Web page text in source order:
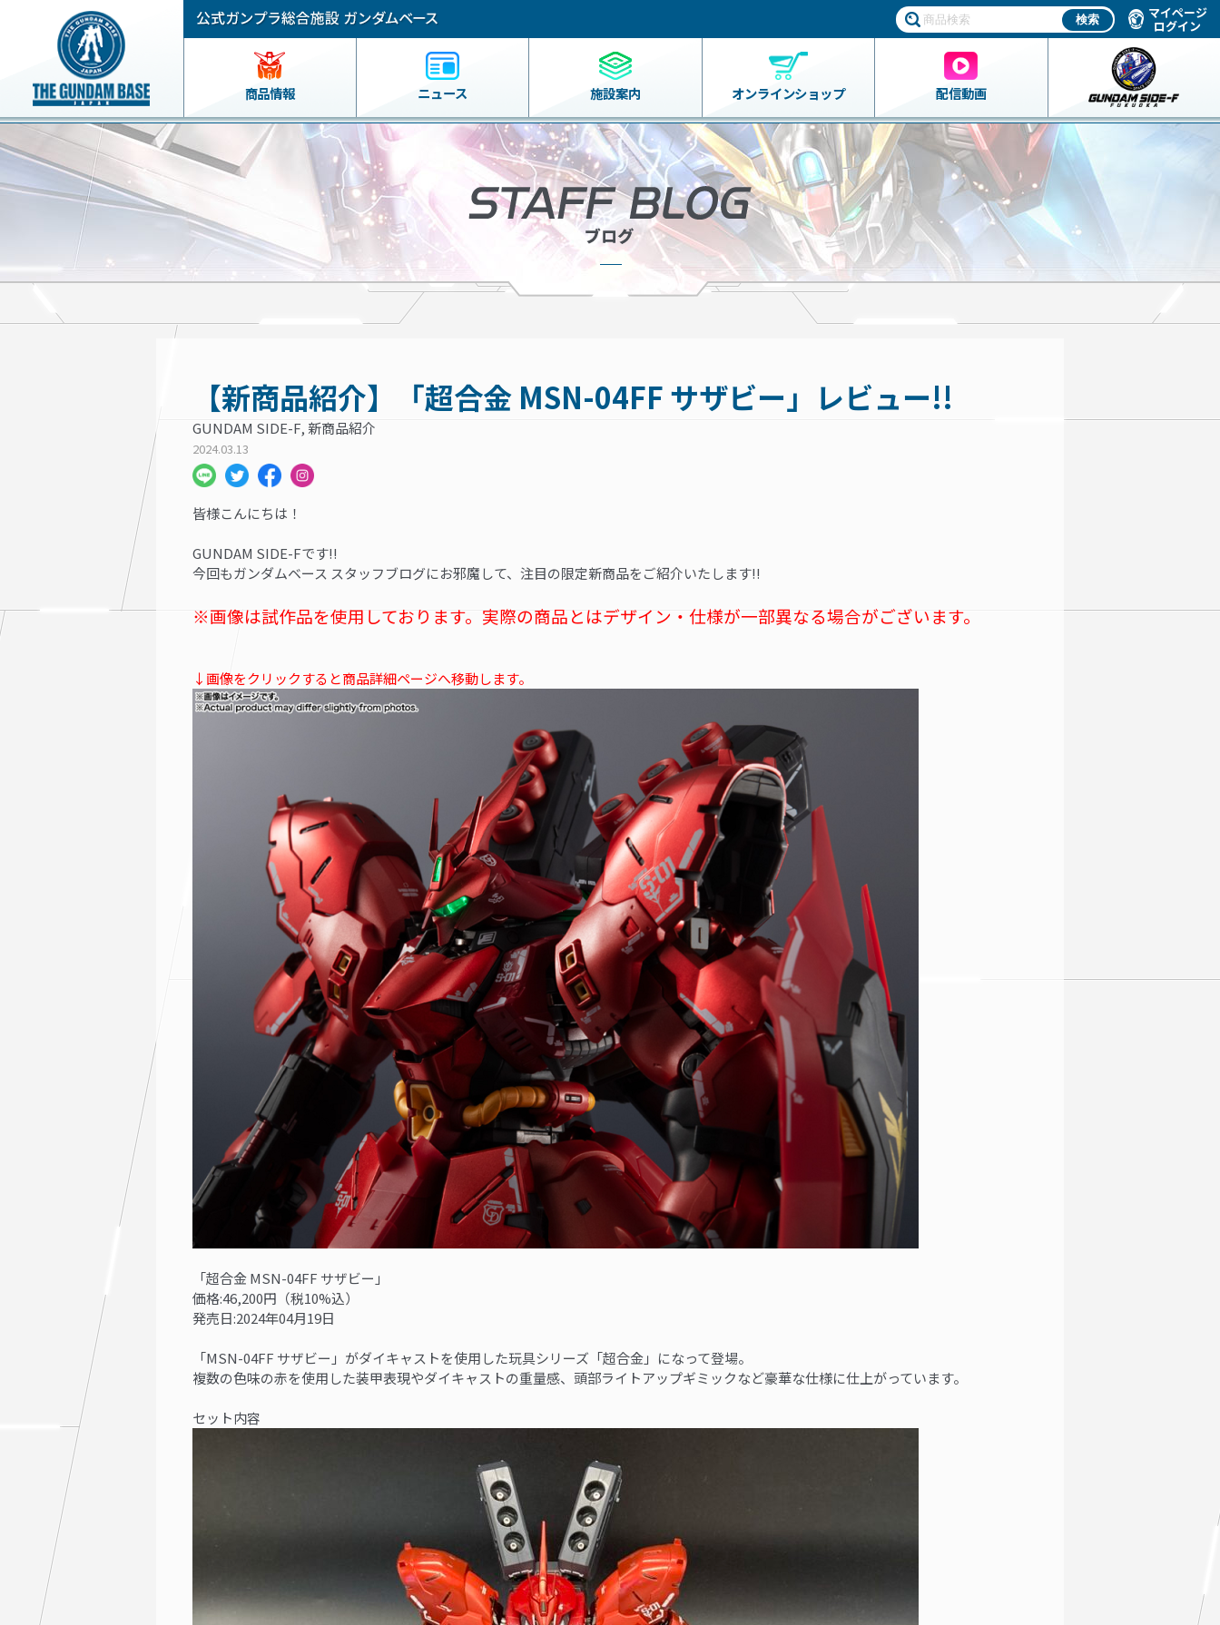
マイページ
ログイン
商品情報 ニュース 施設案内 オンラインショップ 配信動画
【新商品紹介】「超合金 MSN-04FF サザビー」レビュー!!
GUNDAM SIDE-F, 新商品紹介
2024.03.13
皆様こんにちは！
GUNDAM SIDE-Fです!!
今回もガンダムベース スタッフブログにお邪魔して、注目の限定新商品をご紹介いたします!!
※画像は試作品を使用しております。実際の商品とはデザイン・仕様が一部異なる場合がございます。
↓画像をクリックすると商品詳細ページへ移動します。
「超合金 MSN-04FF サザビー」
価格:46,200円（税10%込）
発売日:2024年04月19日
「MSN-04FF サザビー」がダイキャストを使用した玩具シリーズ「超合金」になって登場。
複数の色味の赤を使用した装甲表現やダイキャストの重量感、頭部ライトアップギミックなど豪華な仕様に仕上がっています。
セット内容